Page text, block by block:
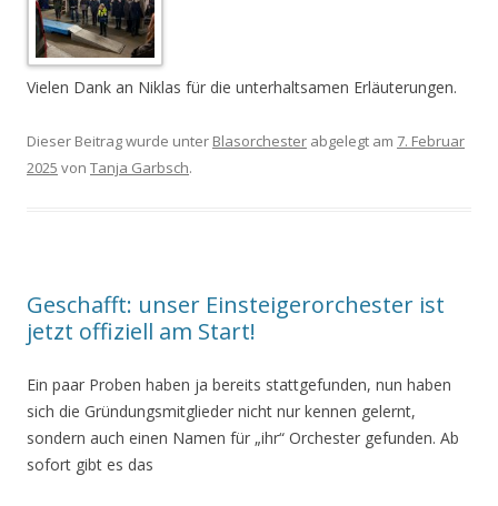
Vielen Dank an Niklas für die unterhaltsamen Erläuterungen.
Dieser Beitrag wurde unter Blasorchester abgelegt am 7. Februar
2025 von Tanja Garbsch.
Geschafft: unser Einsteigerorchester ist
jetzt offiziell am Start!
Ein paar Proben haben ja bereits stattgefunden, nun haben
sich die Gründungsmitglieder nicht nur kennen gelernt,
sondern auch einen Namen für „ihr“ Orchester gefunden. Ab
sofort gibt es das